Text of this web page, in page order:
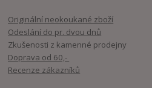
Originální neokoukané zboží
Odeslání do pr. dvou dnů
Zkušenosti z kamenné prodejny
Doprava od 60,-
Recenze zákazníků